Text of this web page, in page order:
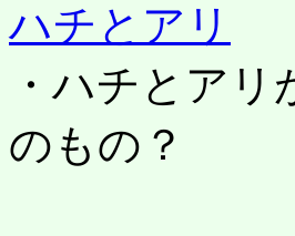
ハチとアリ
・ハチとア
のもの？